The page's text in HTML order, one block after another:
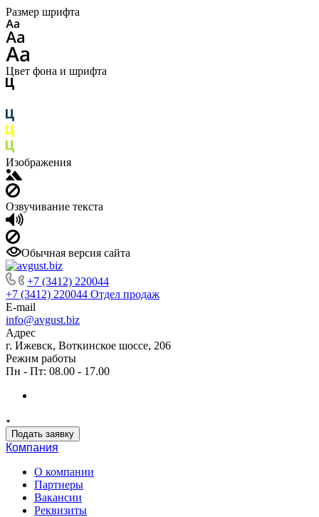
Размер шрифта
Цвет фона и шрифта
Изображения
Озвучивание текста
Обычная версия сайта
+7 (3412) 220044
+7 (3412) 220044 Отдел продаж
E-mail
info@avgust.biz
Адрес
г. Ижевск, Воткинское шоссе, 206
Режим работы
Пн - Пт: 08.00 - 17.00
Подать заявку
Компания
О компании
Партнеры
Вакансии
Реквизиты